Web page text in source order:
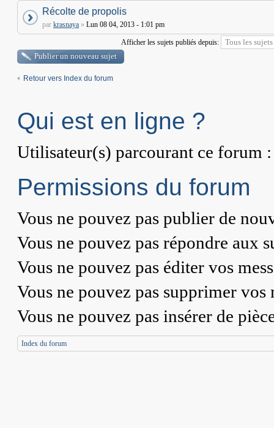
Récolte de propolis
par krasnaya » Lun 08 04, 2013 - 1:01 pm
Afficher les sujets publiés depuis:
Publier un nouveau sujet
Retour vers Index du forum
Qui est en ligne ?
Utilisateur(s) parcourant ce forum
Permissions du forum
Vous ne pouvez pas publier de
Vous ne pouvez pas répondre aux
Vous ne pouvez pas éditer vos
Vous ne pouvez pas supprimer vos
Vous ne pouvez pas insérer de
Index du forum